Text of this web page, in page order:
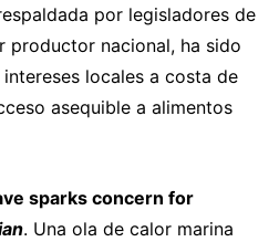
por legisladores de
productor nacional, ha sido
locales a costa de
asequible a alimentos
sparks concern for
. Una ola de calor marina